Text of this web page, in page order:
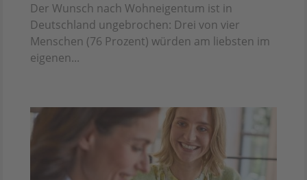
Der Wunsch nach Wohneigentum ist in
Deutschland ungebrochen: Drei von vier
Menschen (76 Prozent) würden am liebsten im
eigenen...